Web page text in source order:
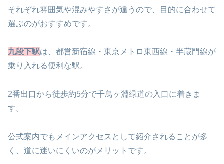
それぞれ雰囲気や混みやすさが違うので、目的に合わせて
選ぶのがおすすめです。
九段下駅は、都営新宿線・東京メトロ東西線・半蔵門線が
乗り入れる便利な駅。
2番出口から徒歩約5分で千鳥ヶ淵緑道の入口に着きま
す。
公式案内でもメインアクセスとして紹介されることが多
く、道に迷いにくいのがメリットです。